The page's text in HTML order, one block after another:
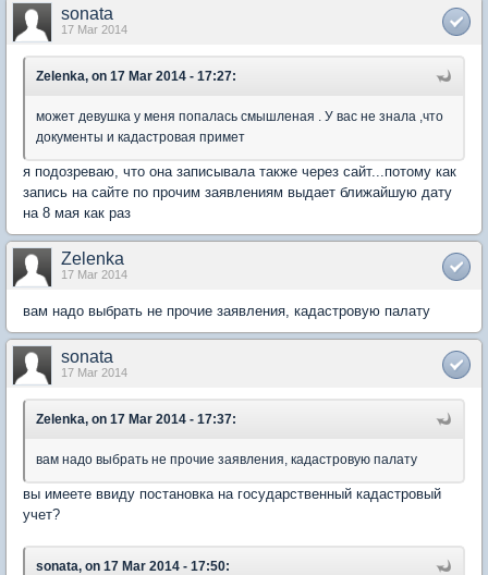
sonata
17 Mar 2014
Zelenka, on 17 Mar 2014 - 17:27:
может девушка у меня попалась смышленая . У вас не знала ,что
документы и кадастровая примет
я подозреваю, что она записывала также через сайт...потому как
запись на сайте по прочим заявлениям выдает ближайшую дату
на 8 мая как раз
Zelenka
17 Mar 2014
вам надо выбрать не прочие заявления, кадастровую палату
sonata
17 Mar 2014
Zelenka, on 17 Mar 2014 - 17:37:
вам надо выбрать не прочие заявления, кадастровую палату
вы имеете ввиду постановка на государственный кадастровый
учет?
sonata, on 17 Mar 2014 - 17:50: